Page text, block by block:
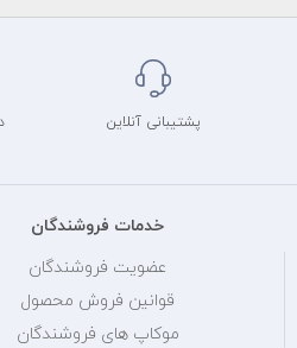
پشتیبانی آنلاین
خدمات فروشندگان
عضویت فروشندگان
قوانین فروش محصول
موکاپ های فروشندگان